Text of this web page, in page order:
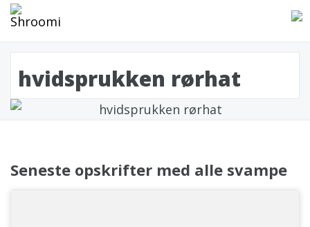
hvidsprukken rørhat
Seneste opskrifter med alle svampe